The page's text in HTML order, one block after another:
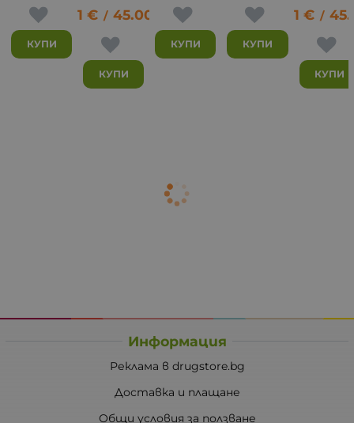
КУПИ
23.01 € / 45.00 лв.
КУПИ
КУПИ КУПИ
23.01 € /
КУПИ
Информация
Реклама в drugstore.bg
Доставка и плащане
Общи условия за ползване